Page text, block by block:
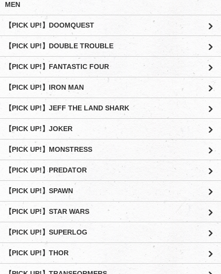
MEN
【PICK UP!】DOOMQUEST
【PICK UP!】DOUBLE TROUBLE
【PICK UP!】FANTASTIC FOUR
【PICK UP!】IRON MAN
【PICK UP!】JEFF THE LAND SHARK
【PICK UP!】JOKER
【PICK UP!】MONSTRESS
【PICK UP!】PREDATOR
【PICK UP!】SPAWN
【PICK UP!】STAR WARS
【PICK UP!】SUPERLOG
【PICK UP!】THOR